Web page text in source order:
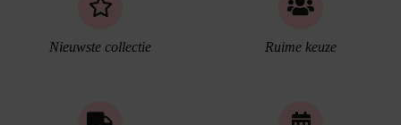
Nieuwste collectie Ruime keuze